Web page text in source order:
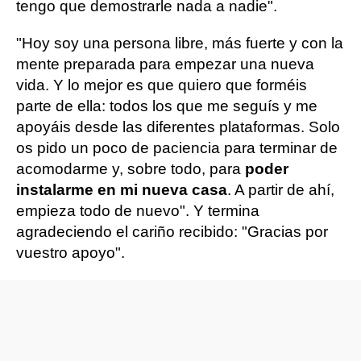
tengo que demostrarle nada a nadie".
"Hoy soy una persona libre, más fuerte y con la
mente preparada para empezar una nueva
vida. Y lo mejor es que quiero que forméis
parte de ella: todos los que me seguís y me
apoyáis desde las diferentes plataformas. Solo
os pido un poco de paciencia para terminar de
acomodarme y, sobre todo, para poder
instalarme en mi nueva casa. A partir de ahí,
empieza todo de nuevo". Y termina
agradeciendo el cariño recibido: "Gracias por
vuestro apoyo".